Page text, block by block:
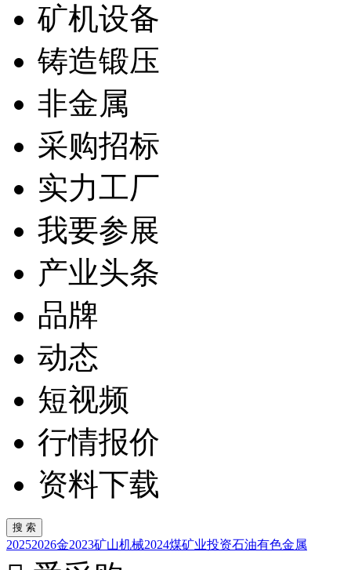
矿机设备
铸造锻压
非金属
采购招标
实力工厂
我要参展
产业头条
品牌
动态
短视频
行情报价
资料下载
20252026金2023矿山机械2024煤矿业投资石油有色金属